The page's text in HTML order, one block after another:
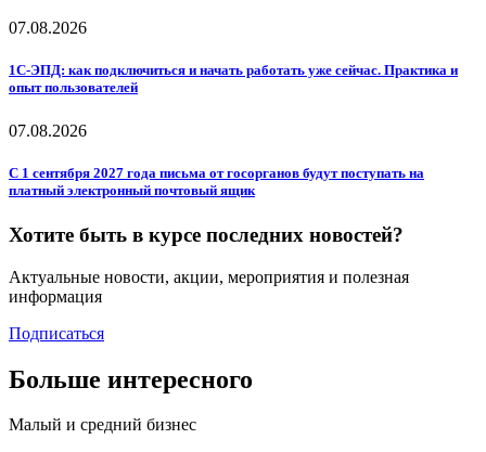
07.08.2026
1С-ЭПД: как подключиться и начать работать уже сейчас. Практика и
опыт пользователей
07.08.2026
С 1 сентября 2027 года письма от госорганов будут поступать на
платный электронный почтовый ящик
Хотите быть в курсе последних новостей?
Актуальные новости, акции, мероприятия и полезная
информация
Подписаться
Больше интересного
Малый и средний бизнес